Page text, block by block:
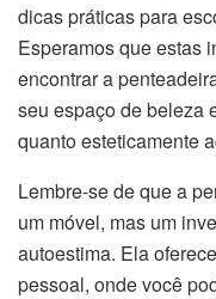
dicas práticas para
Esperamos que estas
encontrar a
seu espaço de beleza
quanto esteticamente
Lembre-se de que a
um móvel, mas um
autoestima. Ela
pessoal, onde você